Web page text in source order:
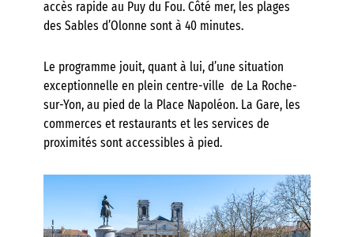
accès rapide au Puy du Fou. Côté mer, les plages
des Sables d’Olonne sont à 40 minutes.
Le programme jouit, quant à lui, d’une situation
exceptionnelle en plein centre-ville de La Roche-
sur-Yon, au pied de la Place Napoléon. La Gare, les
commerces et restaurants et les services de
proximités sont accessibles à pied.